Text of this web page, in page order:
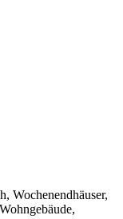
Wochenendhäuser,